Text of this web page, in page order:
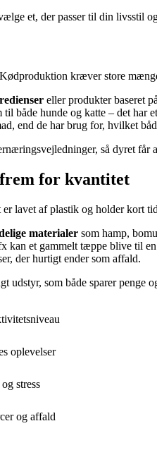
et, der passer til din livsstil
kræver store
eller produkter baseret
til både hunde og katte – det har
end de har brug for, hvilket
så dyret får
for kvantitet
lavet af plastik og holder kort
materialer som hamp,
kan et gammelt tæppe blive til
der hurtigt ender som affald.
som både sparer penge
oplevelser
stress
og affald